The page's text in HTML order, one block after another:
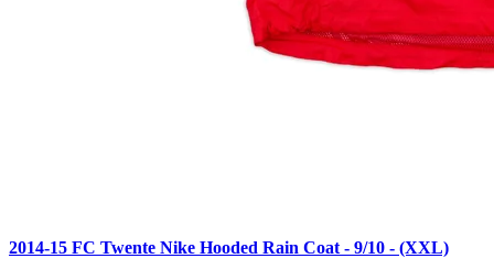
2014-15 FC Twente Nike Hooded Rain Coat - 9/10 - (XXL)